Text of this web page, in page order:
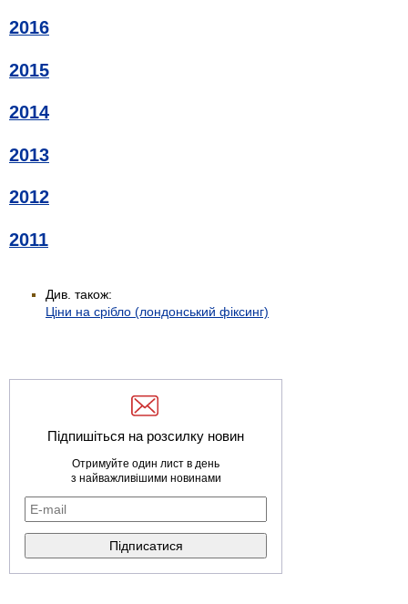
2016
2015
2014
2013
2012
2011
Див. також:
Ціни на срібло (лондонський фіксинг)
Підпишіться на розсилку новин
Отримуйте один лист в день
з найважливішими новинами